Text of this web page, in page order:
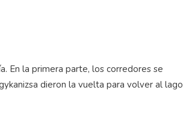
En la primera parte, los corredores se
dieron la vuelta para volver al lago